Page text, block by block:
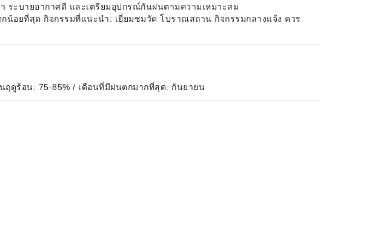
ระบายอากาศดี และเตรียมอุปกรณ์กันฝนตามความเหมาะสม
น้อยที่สุด กิจกรรมที่แนะนำ: เยี่ยมชมวัด โบราณสถาน กิจกรรมกลางแจ้ง ควร
ดูร้อน: 75-85% / เดือนที่มีฝนตกมากที่สุด: กันยายน